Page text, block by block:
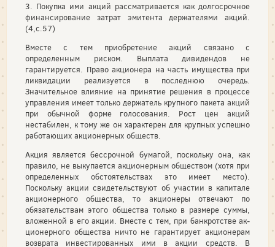
3. Покупка ими акций рассматривается как долгосрочное
финансирование затрат эмитента держателями акций.
(4,с.57)
Вместе с тем приобретение акций связано с
определенным риском. Выплата дивидендов не
гарантируется. Право акционера на часть имущества при
ликвидации реализуется в последнюю очередь.
Значительное влияние на принятие решения в процессе
управления имеет только держатель крупного пакета акций
при обычной форме голосования. Рост цен акций
нестабилен, к тому же он характерен для крупных успешно
работающих акционерных обществ.
Акция является бессрочной бумагой, поскольку она, как
прави­ло, не выкупается акционерным обществом (хотя при
определен­ных обстоятельствах это имеет место).
Поскольку акции свидетель­ствуют об участии в капитале
акционерного общества, то акционе­ры отвечают по
обязательствам этого общества только в размере суммы,
вложенной в его акции. Вместе с тем, при банкротстве ак­
ционерного общества ничто не гарантирует акционерам
возврата инвестированных ими в акции средств. В